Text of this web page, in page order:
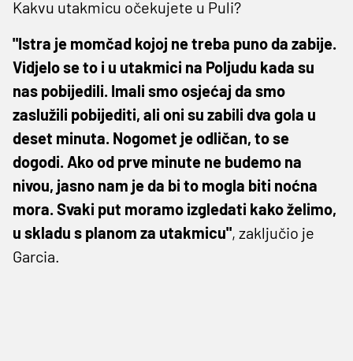
Kakvu utakmicu očekujete u Puli?
"Istra je momčad kojoj ne treba puno da zabije.
Vidjelo se to i u utakmici na Poljudu kada su
nas pobijedili. Imali smo osjećaj da smo
zaslužili pobijediti, ali oni su zabili dva gola u
deset minuta. Nogomet je odličan, to se
dogodi. Ako od prve minute ne budemo na
nivou, jasno nam je da bi to mogla biti noćna
mora. Svaki put moramo izgledati kako želimo,
u skladu s planom za utakmicu", zaključio je
Garcia.